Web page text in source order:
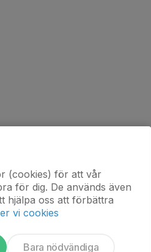
(cookies) för att vår
för dig. De används även
hjälpa oss att förbättra
vi cookies
Bara nödvändiga